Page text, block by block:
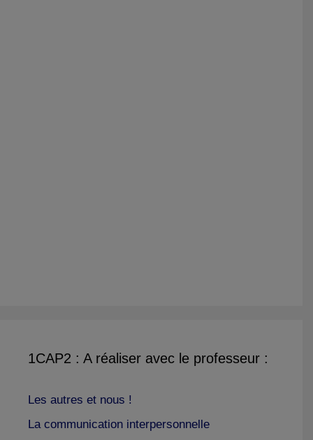
1CAP2 : A réaliser avec le professeur :
Les autres et nous !
La communication interpersonnelle